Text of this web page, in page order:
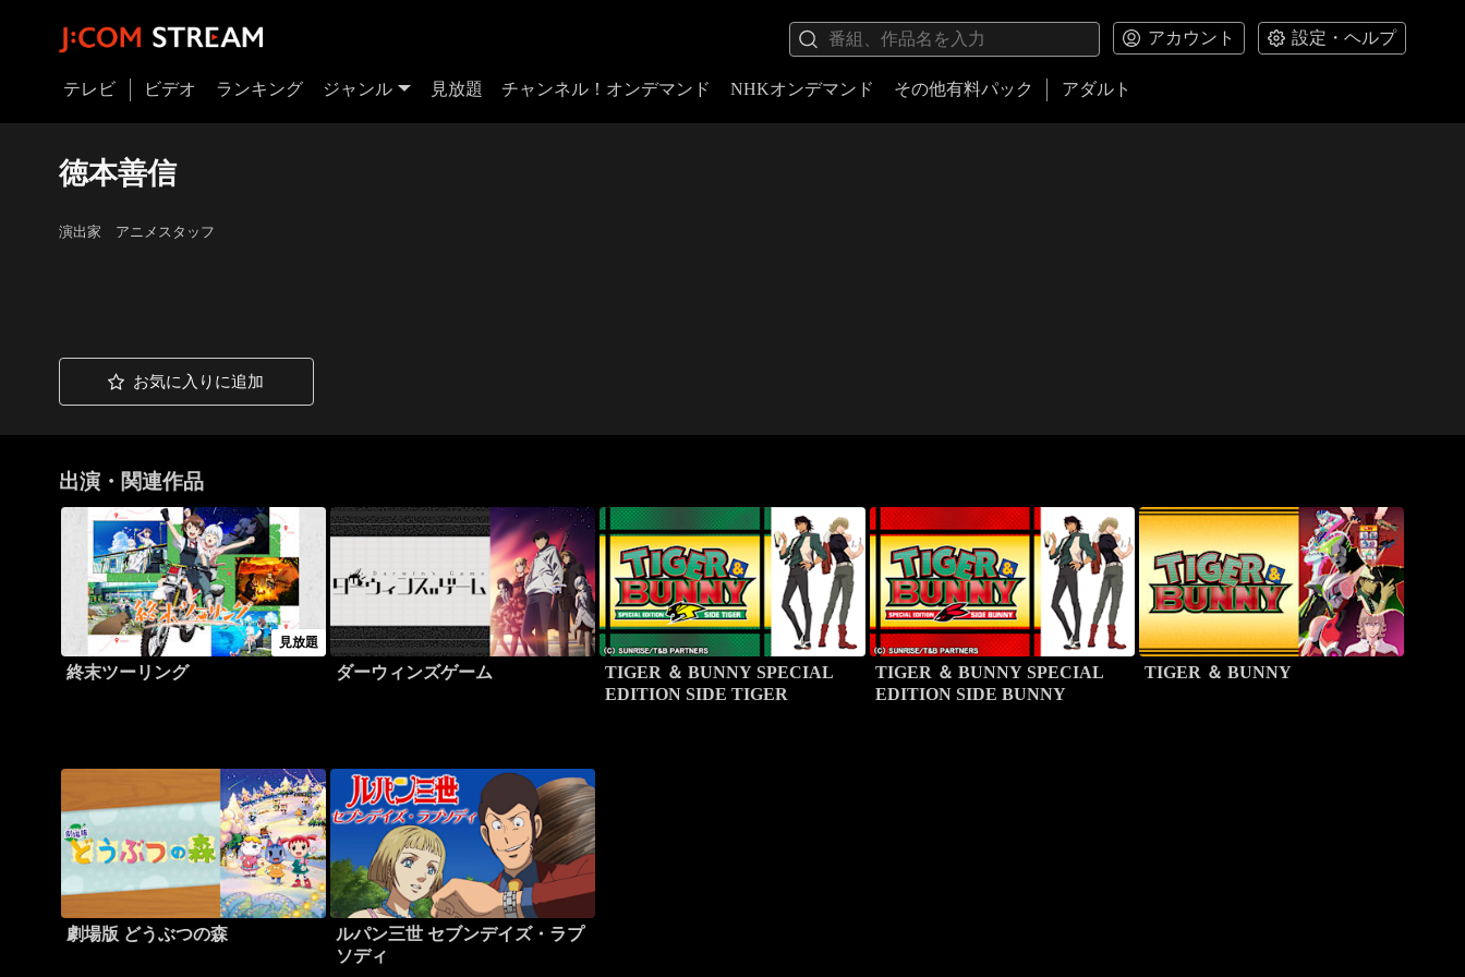
アカウント 設定・ヘルプ
テレビ ビデオ ランキング ジャンル 見放題 チャンネル！オンデマンド NHKオンデマンド その他有料パック アダルト
徳本善信
演出家 アニメスタッフ
お気に入りに追加
出演・関連作品
見放題
終末ツーリング ダーウィンズゲーム
TIGER ＆ BUNNY SPECIAL
EDITION SIDE TIGER
TIGER ＆ BUNNY SPECIAL
EDITION SIDE BUNNY
TIGER ＆ BUNNY
劇場版 どうぶつの森
ルパン三世 セブンデイズ・ラプ
ソディ